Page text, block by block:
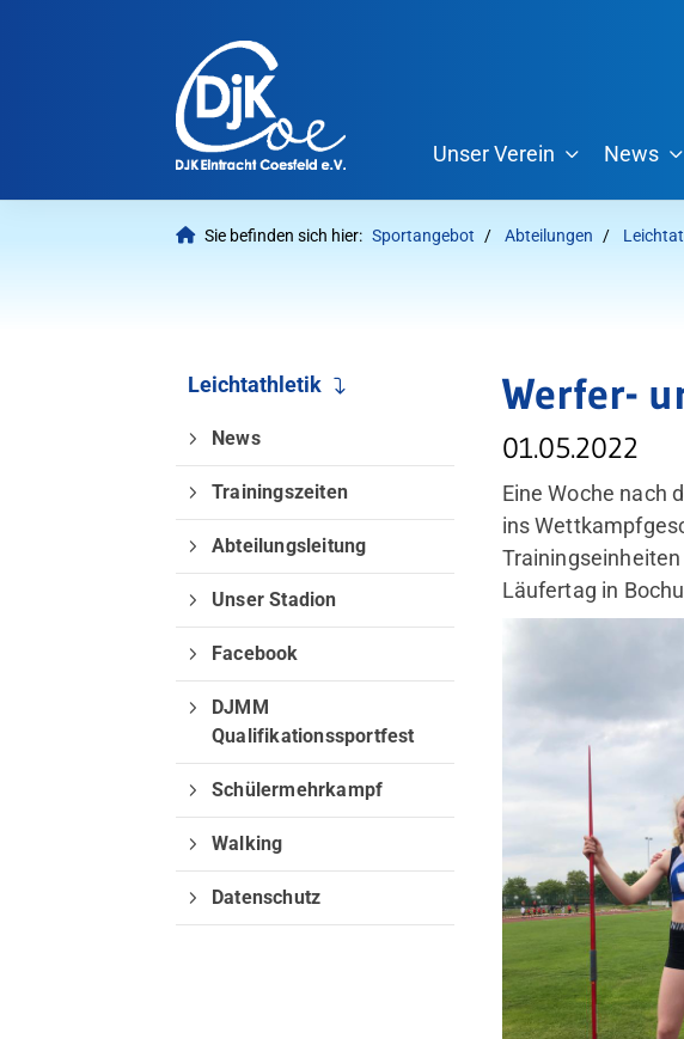
Unser Verein News
Sie befinden sich hier: Sportangebot Abteilungen
Werfer-
01.05.2022
Eine Woche nach
ins
Läufertag in
Leichtathletik
News
Trainingszeiten
Abteilungsleitung
Unser Stadion
Facebook
DJMM
Qualifikationssportfest
Schülermehrkampf
Walking
Datenschutz
Welche Inhalte wollen Sie durchsuchen?
Sie können zwischen "Sportangebote" und
nachfolgenden Schaltflächen wählen.
Sportangebote finden
Quicklinks
mobile